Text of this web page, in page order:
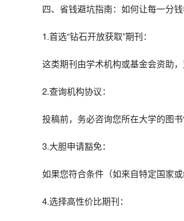
四、省钱避坑指南：如何让每一分钱
1.首选“钻石开放获取”期刊：
这类期刊由学术机构或基金会资助
2.查询机构协议：
投稿前，务必咨询您所在大学的图
3.大胆申请豁免：
如果您符合条件（如来自特定国家
4.选择高性价比期刊：